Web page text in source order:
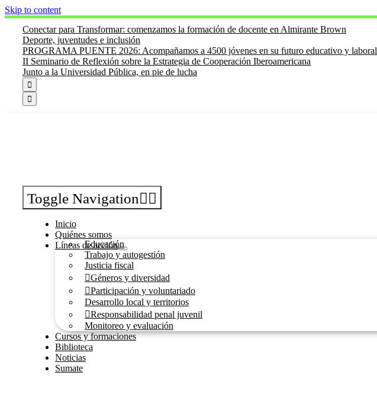
Skip to content
Conectar para Transformar: comenzamos la formación de docente en Almirante Brown
Deporte, juventudes e inclusión
PROGRAMA PUENTE 2026: Acompañamos a 4500 jóvenes en su futuro educativo y laboral
II Seminario de Reflexión sobre la Estrategia de Cooperación Iberoamericana
Junto a la Universidad Pública, en pie de lucha


Toggle Navigation
Inicio
Quiénes somos
Líneas de acción
Educación
Trabajo y autogestión
Justicia fiscal
Géneros y diversidad
Participación y voluntariado
Desarrollo local y territorios
Responsabilidad penal juvenil
Monitoreo y evaluación
Cursos y formaciones
Biblioteca
Noticias
Sumate